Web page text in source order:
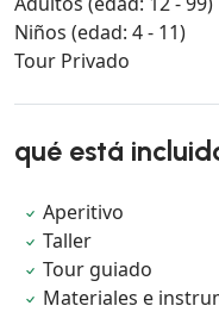
Niños (edad: 4 - 11)
Tour Privado
qué está
Aperitivo
Taller
Tour guiado
Materiales e